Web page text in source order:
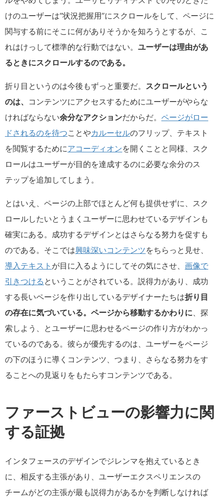
けのユーザーは“状況把握用”にスクロールをして、ページに
関与する前にそこに何がありそうかを知ろうとするが、こ
れはけっして標準的な行動ではない。 ユーザーは理由があ
るときにスクロールするのである。
折り目というのは今後もずっと重要だ。 スクロールという
のは、 コンテンツにアクセスするためにユーザーがやらな
ければならない余分なアクションだからだ。 ページがロー
ドされるのを待つことやカルーセルのフリップ、テキスト
を閲覧するためにアコーディオンを開くことと同様、スク
ロールはユーザーが目的を達成するのに必要な余分のス
テップを追加してしまう。
とはいえ、ページの上部でほとんど何も提供せずに、スク
ロールしたいとうまくユーザーに思わせているデザインも
確実にある。成功するデザインとはさらなる努力を促すも
のである。そこでは興味深いコンテンツをちらっと見せ、
導入テキスト が目に入るようにしてその気にさせ、 画像で
引きつける ということがされている。説得力があり、成功
する長いページを作り出しているデザイナーたちは折り目
の存在に気づいている。ページから移動するかわりに、探
索しよう、とユーザーに思わせるページの作り方がわかっ
ているのである。彼らが優先するのは、ユーザーをページ
の下のほうに導くコンテンツ、つまり、さらなる努力をす
ることへの見返りをもたらすコンテンツである。
ファーストビューの影響力に関
する証拠
インタフェースのデザインでジレンマを抱えているとき
に、相反する主張があり、ユーザーエクスペリエンスの
チームがどの主張が最も説得力があるかを判断しなければ